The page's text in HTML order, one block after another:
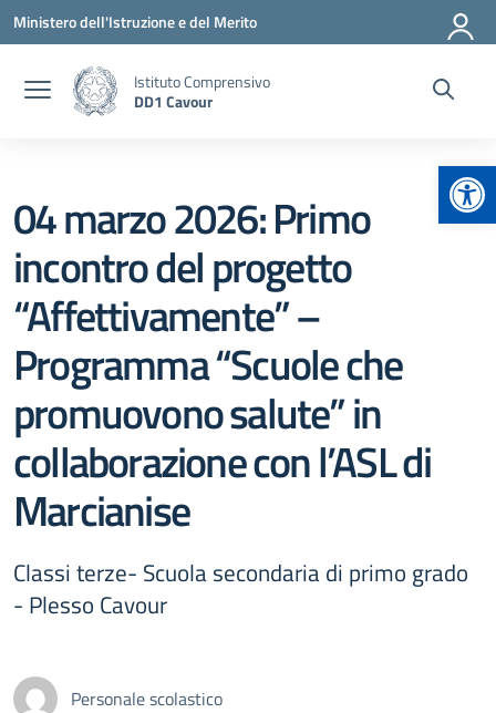
Vai ai contenuti
Vai al menu di navigazione
Vai al footer
Ministero dell'Istruzione e del Merito
Istituto Comprensivo
DD1 Cavour
04 marzo 2026: Primo
incontro del progetto
“Affettivamente” –
Programma “Scuole che
promuovono salute” in
collaborazione con l’ASL di
Marcianise
Classi terze- Scuola secondaria di primo grado
- Plesso Cavour
Personale scolastico